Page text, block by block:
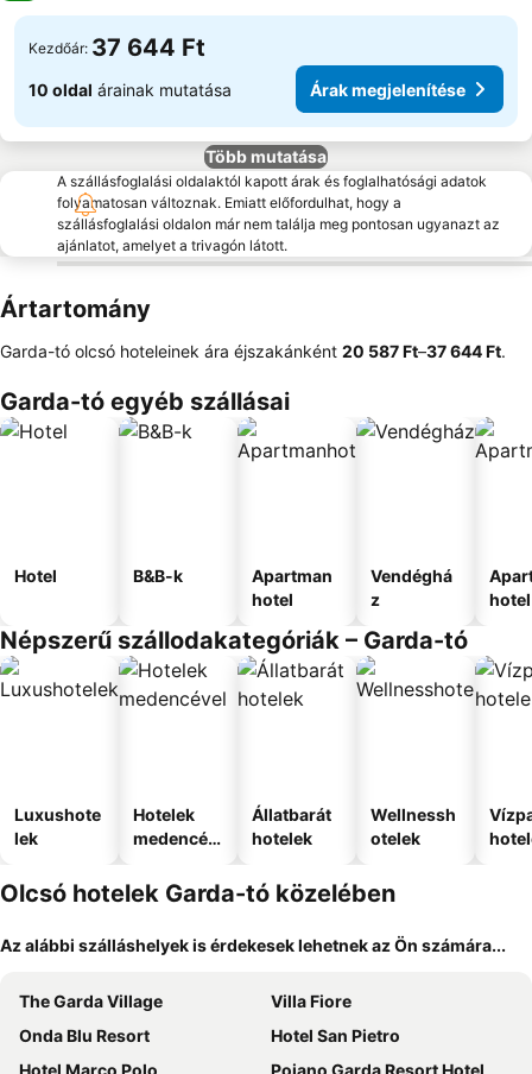
Kezdőár: 37 644 Ft
10 oldal árainak mutatása Árak megjelenítése
Több mutatása
A szállásfoglalási oldalaktól kapott árak és foglalhatósági adatok
folyamatosan változnak. Emiatt előfordulhat, hogy a
szállásfoglalási oldalon már nem találja meg pontosan ugyanazt az
ajánlatot, amelyet a trivagón látott.
Ártartomány
Garda-tó olcsó hoteleinek ára éjszakánként ‎20 587 Ft–‎37 644 Ft.
Garda-tó egyéb szállásai
Hotel B&B-k
Apartman
hotel
Vendéghá
z
hotel
Népszerű szállodakategóriák – Garda-tó
Luxushote
lek
Hotelek
medencév
Állatbarát
hotelek
Wellnessh
otelek
Olcsó hotelek Garda-tó közelében
Az alábbi szálláshelyek is érdekesek lehetnek az Ön számára...
The Garda Village
Villa Fiore
Onda Blu Resort
Hotel San Pietro
Hotel Marco Polo
Poiano Garda Resort Hotel